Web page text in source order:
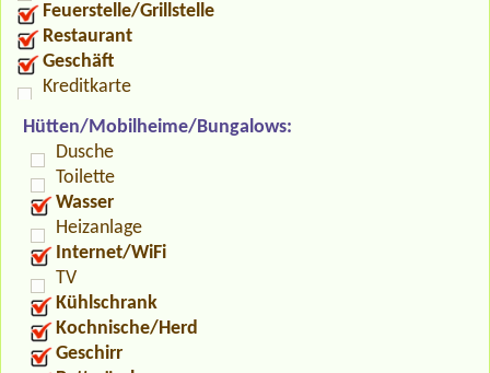
Feuerstelle/Grillstelle
Restaurant
Geschäft
Kreditkarte
Hütten/Mobilheime/Bungalows:
Dusche
Toilette
Wasser
Heizanlage
Internet/WiFi
TV
Kühlschrank
Kochnische/Herd
Geschirr